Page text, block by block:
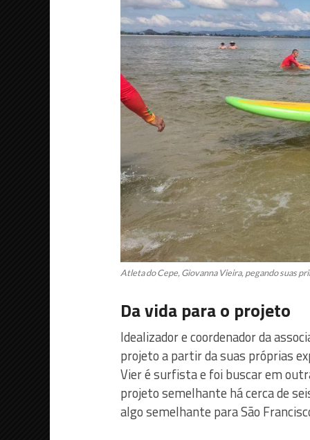
Atleta do Cepe, Giovanna Vieira, pegando suas
Da vida para o projeto
Idealizador e coordenador da
projeto a partir da suas próprias
Vier é surfista e foi buscar em
projeto semelhante há cerca de
algo semelhante para São